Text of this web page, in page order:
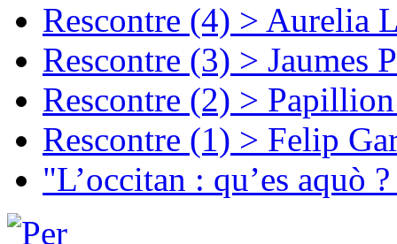
Rescontre (4) > Aurelia
Rescontre (3) > Jaumes
Rescontre (2) >
Rescontre (1) > Felip
"L’occitan : qu’es aquò